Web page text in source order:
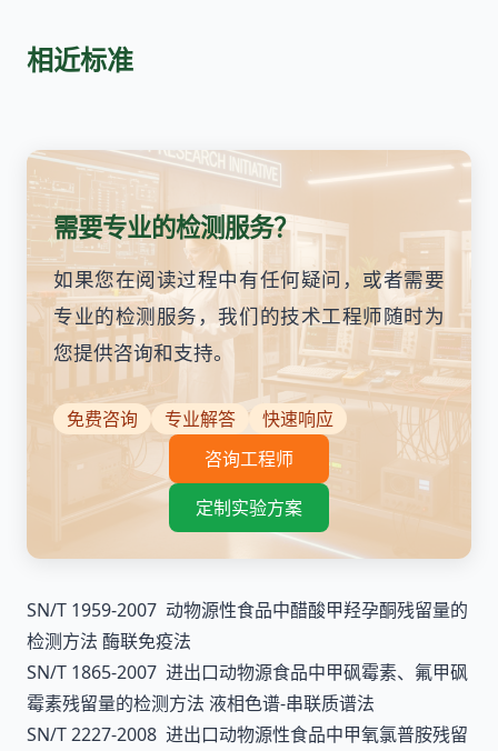
相近标准
需要专业的检测服务？
如果您在阅读过程中有任何疑问，或者需要
专业的检测服务，我们的技术工程师随时为
您提供咨询和支持。
免费咨询 专业解答
快速响应
咨询工程师
定制实验方案
SN/T 1959-2007 动物源性食品中醋酸甲羟孕酮残留量的
检测方法 酶联免疫法
SN/T 1865-2007 进出口动物源食品中甲砜霉素、氟甲砜
霉素残留量的检测方法 液相色谱-串联质谱法
SN/T 2227-2008 进出口动物源性食品中甲氧氯普胺残留